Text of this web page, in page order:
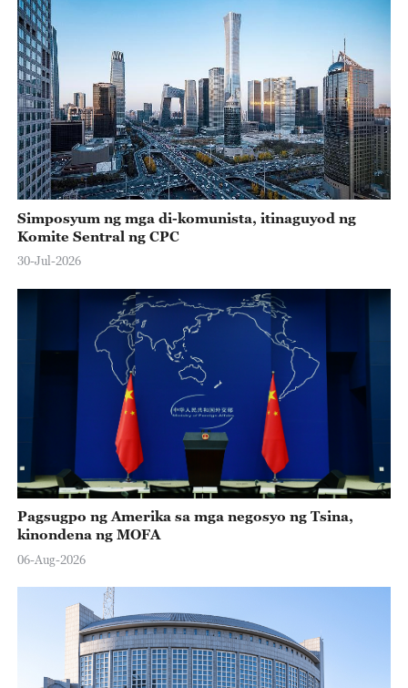
Simposyum ng mga di-komunista, itinaguyod ng
Komite Sentral ng CPC
30-Jul-2026
Pagsugpo ng Amerika sa mga negosyo ng Tsina,
kinondena ng MOFA
06-Aug-2026